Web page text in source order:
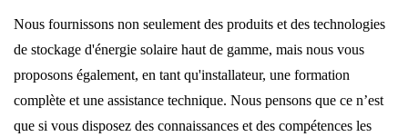
Nous fournissons non seulement des produits et des technologies
de stockage d'énergie solaire haut de gamme, mais nous vous
proposons également, en tant qu'installateur, une formation
complète et une assistance technique. Nous pensons que ce n’est
que si vous disposez des connaissances et des compétences les